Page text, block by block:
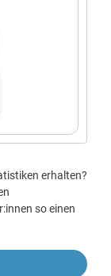
erhalten?
so einen